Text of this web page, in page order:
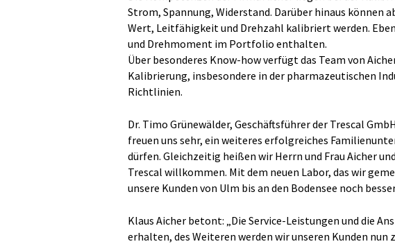
Strom, Spannung, Widerstand. Darüber hinaus können
Wert, Leitfähigkeit und Drehzahl kalibriert werden.
und Drehmoment im Portfolio enthalten.
Über besonderes Know-how verfügt das Team von
Kalibrierung, insbesondere in der pharmazeutischen
Richtlinien.
Dr. Timo Grünewälder, Geschäftsführer der Trescal
freuen uns sehr, ein weiteres erfolgreiches
dürfen. Gleichzeitig heißen wir Herrn und Frau Aicher
Trescal willkommen. Mit dem neuen Labor, das wir
unsere Kunden von Ulm bis an den Bodensee noch
Klaus Aicher betont: „Die Service-Leistungen und die
erhalten, des Weiteren werden wir unseren Kunden